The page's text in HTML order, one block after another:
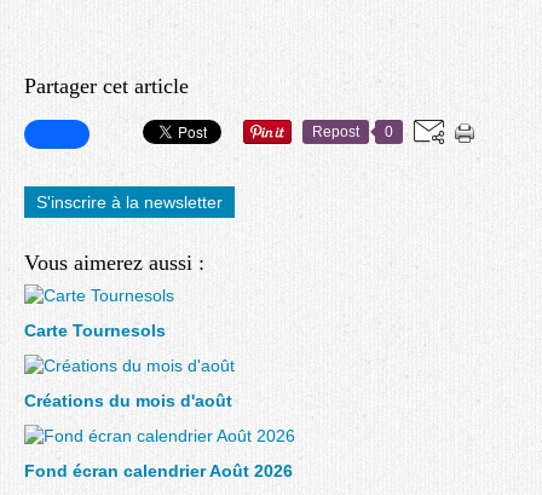
Partager cet article
Repost 0
S'inscrire à la newsletter
Vous aimerez aussi :
Carte Tournesols
Créations du mois d'août
Fond écran calendrier Août 2026